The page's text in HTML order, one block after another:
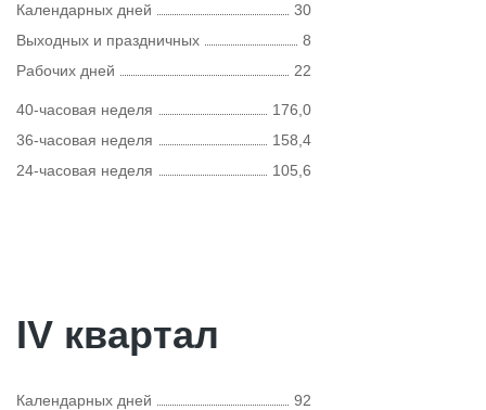
Календарных дней
30
Выходных и праздничных
8
Рабочих дней
22
40-часовая неделя
176,0
36-часовая неделя
158,4
24-часовая неделя
105,6
IV квартал
Календарных дней
92